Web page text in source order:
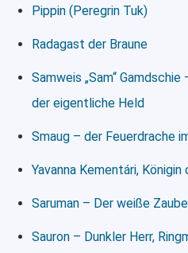
Pippin (Peregrin Tuk)
Radagast der Braune
Samweis „Sam“
der eigentliche Held
Smaug – der Feuerdrache
Yavanna Kementári, Königin
Saruman – Der weiße
Sauron – Dunkler Herr,